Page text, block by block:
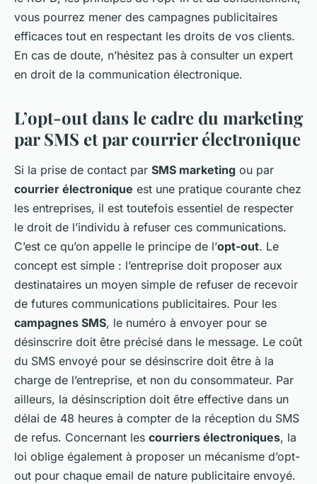
vous pourrez mener des campagnes publicitaires
efficaces tout en respectant les droits de vos clients.
En cas de doute, n’hésitez pas à consulter un expert
en droit de la communication électronique.
L’opt-out dans le cadre du marketing
par SMS et par courrier électronique
Si la prise de contact par SMS marketing ou par
courrier électronique est une pratique courante chez
les entreprises, il est toutefois essentiel de respecter
le droit de l’individu à refuser ces communications.
C’est ce qu’on appelle le principe de l’opt-out. Le
concept est simple : l’entreprise doit proposer aux
destinataires un moyen simple de refuser de recevoir
de futures communications publicitaires. Pour les
campagnes SMS, le numéro à envoyer pour se
désinscrire doit être précisé dans le message. Le coût
du SMS envoyé pour se désinscrire doit être à la
charge de l’entreprise, et non du consommateur. Par
ailleurs, la désinscription doit être effective dans un
délai de 48 heures à compter de la réception du SMS
de refus. Concernant les courriers électroniques, la
loi oblige également à proposer un mécanisme d’opt-
out pour chaque email de nature publicitaire envoyé.